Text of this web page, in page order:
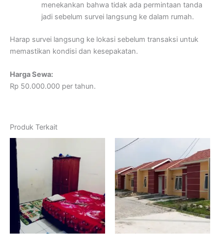
menekankan bahwa tidak ada permintaan tanda
jadi sebelum survei langsung ke dalam rumah.
Harap survei langsung ke lokasi sebelum transaksi untuk
memastikan kondisi dan kesepakatan.
Harga Sewa:
Rp 50.000.000 per tahun.
Produk Terkait